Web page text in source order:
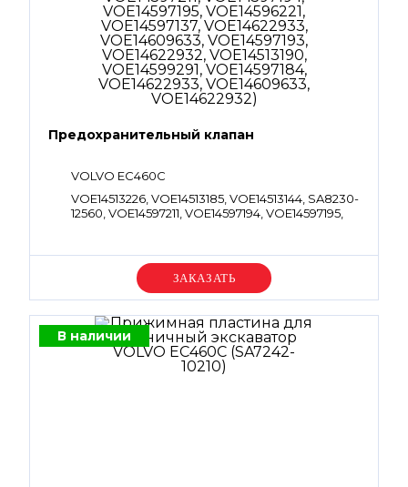
Предохранительный клапан
VOLVO EC460C
VOE14513226, VOE14513185, VOE14513144, SA8230-
12560, VOE14597211, VOE14597194, VOE14597195,
VOE14513190, VOE14599291, VOE14597184,
VOE14622933, VOE14609633, VOE14622932
Уточняйте цену
В наличии